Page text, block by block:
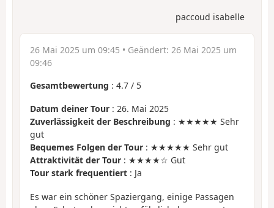
paccoud isabelle
26 Mai 2025 um 09:45 • Geändert: 26 Mai 2025 um
09:46
Gesamtbewertung : 4.7 / 5
Datum deiner Tour : 26. Mai 2025
Zuverlässigkeit der Beschreibung : ★★★★★ Sehr
gut
Bequemes Folgen der Tour : ★★★★★ Sehr gut
Attraktivität der Tour : ★★★★☆ Gut
Tour stark frequentiert : Ja
Es war ein schöner Spaziergang, einige Passagen